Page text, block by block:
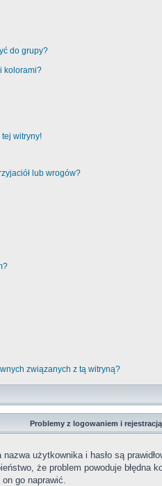
do grupy?
kolorami?
tej witryny!
lub wrogów?
związanych z tą witryną?
Problemy z logowaniem i rejestracją
użytkownika i hasło są
że problem powoduje błędna
go naprawić.